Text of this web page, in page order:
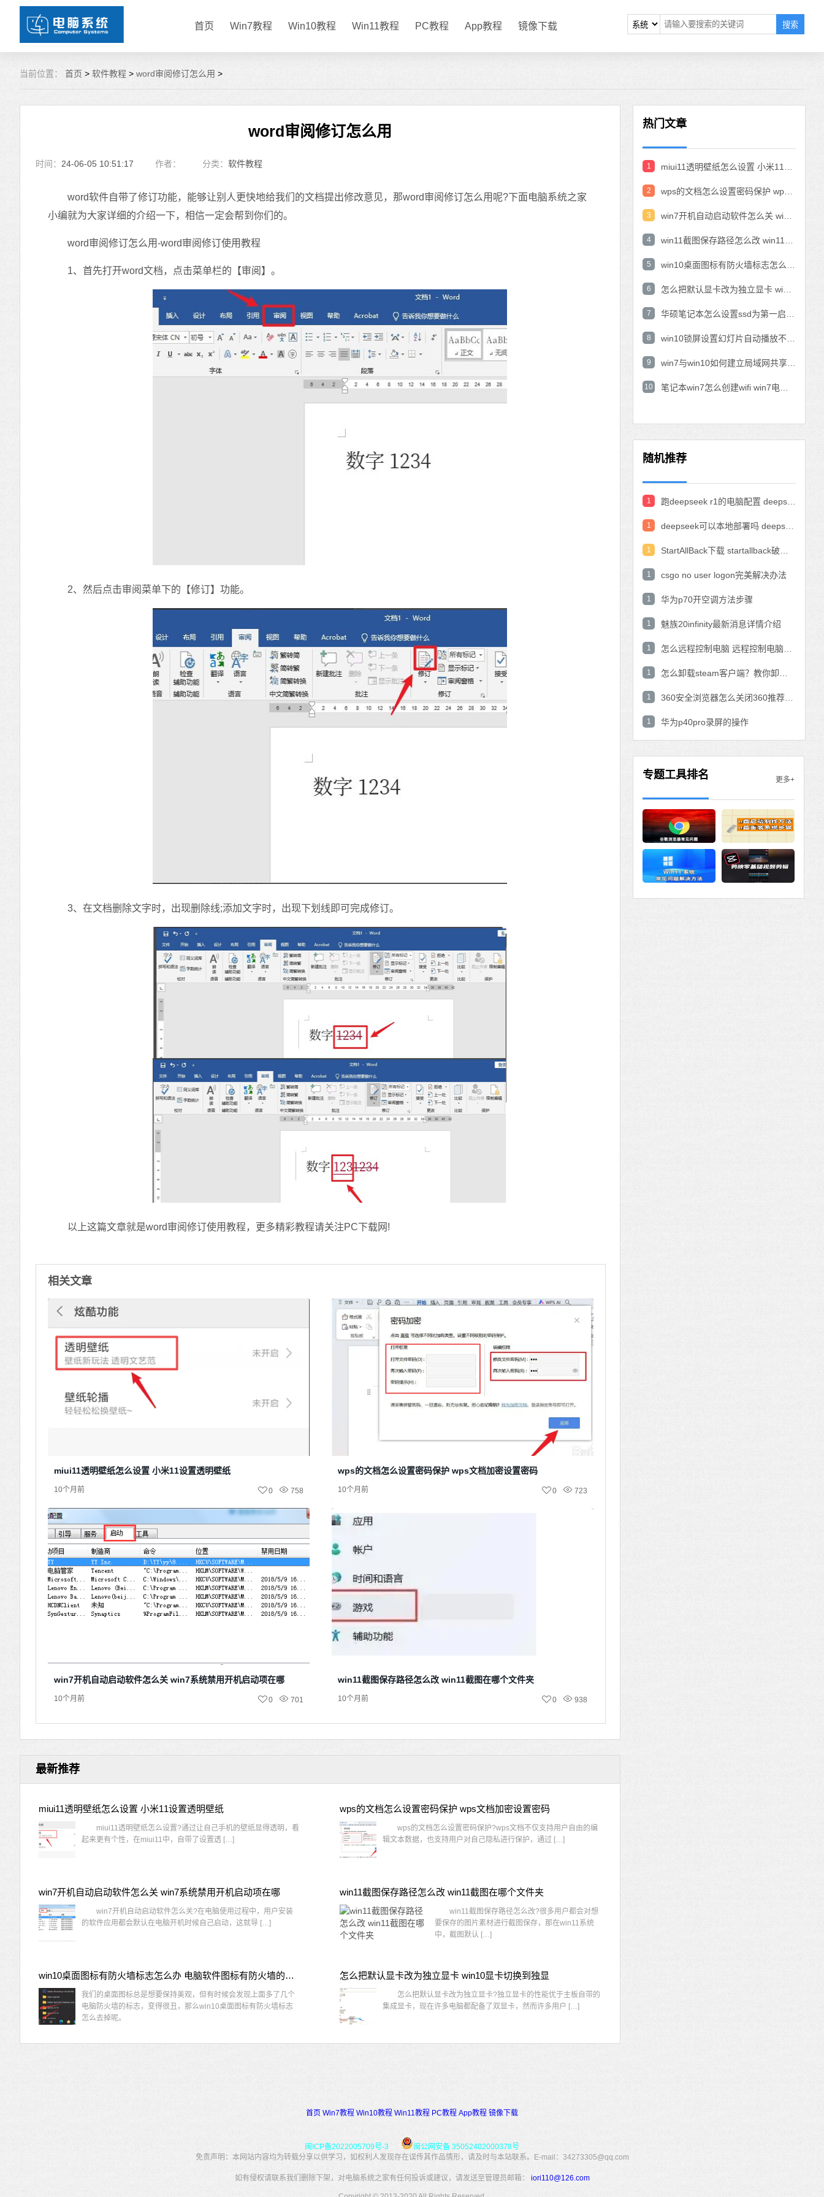
首页 Win7教程 Win10教程 Win11教程 PC教程 App教程 镜像下载 搜索
当前位置： 首页 > 软件教程 > word审阅修订怎么用 >
word审阅修订怎么用
时间： 24-06-05 10:51:17 作者： 分类： 软件教程
word软件自带了修订功能，能够让别人更快地给我们的文档提出修改意见，那word审阅修订怎么用呢?下面电脑系统之家
小编就为大家详细的介绍一下，相信一定会帮到你们的。
word审阅修订怎么用-word审阅修订使用教程
1、首先打开word文档，点击菜单栏的【审阅】。
2、然后点击审阅菜单下的【修订】功能。
3、在文档删除文字时，出现删除线;添加文字时，出现下划线即可完成修订。
以上这篇文章就是word审阅修订使用教程，更多精彩教程请关注PC下载网!
相关文章
miui11透明壁纸怎么设置 小米11设置透明壁纸
10个月前 758
0
wps的文档怎么设置密码保护 wps文档加密设置密码
10个月前 723
0
win7开机自动启动软件怎么关 win7系统禁用开机启动项在哪
10个月前 701
0
win11截图保存路径怎么改 win11截图在哪个文件夹
10个月前 938
0
最新推荐
miui11透明壁纸怎么设置 小米11设置透明壁纸
miui11透明壁纸怎么设置?通过让自己手机的壁纸显得透明，看
起来更有个性，在miui11中，自带了设置透 […]
wps的文档怎么设置密码保护 wps文档加密设置密码
wps的文档怎么设置密码保护?wps文档不仅支持用户自由的编
辑文本数据，也支持用户对自己隐私进行保护，通过 […]
win7开机自动启动软件怎么关 win7系统禁用开机启动项在哪
win7开机自动启动软件怎么关?在电脑使用过程中，用户安装
的软件应用都会默认在电脑开机时候自己启动，这就导 […]
win11截图保存路径怎么改 win11截图在哪个文件夹
win11截图保存路径怎么改?很多用户都会对想
要保存的图片素材进行截图保存，那在win11系统
中，截图默认 […]
win10桌面图标有防火墙标志怎么办 电脑软件图标有防火墙的小图标怎么去掉
我们的桌面图标总是想要保持美观，但有时候会发现上面多了几个
电脑防火墙的标志，变得很丑，那么win10桌面图标有防火墙标志
怎么去掉呢。
怎么把默认显卡改为独立显卡 win10显卡切换到独显
怎么把默认显卡改为独立显卡?独立显卡的性能优于主板自带的
集成显卡，现在许多电脑都配备了双显卡，然而许多用户 […]
热门文章
1
2
3
4
5
6
7
8
9
10
随机推荐
1
1
1
1 csgo no user logon完美解决办法
1 华为p70开空调方法步骤
1 魅族20infinity最新消息详情介绍
1
1
1
1 华为p40pro录屏的操作
专题工具排名 更多+
首页 Win7教程 Win10教程 Win11教程 PC教程 App教程 镜像下载
闽ICP备2022005709号-3
闽公网安备 35052402000378号
免责声明：本网站内容均为转载分享以供学习，如权利人发现存在误传其作品情形，请及时与本站联系。E-mail：34273305@qq.com
如有侵权请联系我们删除下架，对电脑系统之家有任何投诉或建议，请发送至管理员邮箱： iori110@126.com